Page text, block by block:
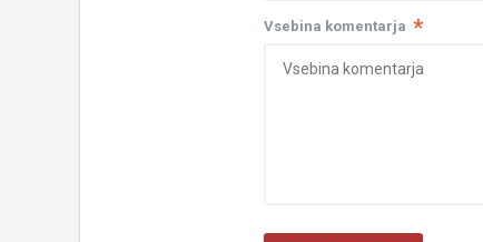
Vsebina komentarja *